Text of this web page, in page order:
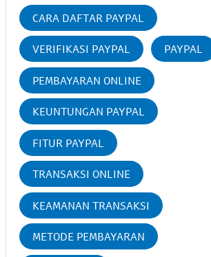
CARA DAFTAR PAYPAL
VERIFIKASI PAYPAL PAYPAL
PEMBAYARAN ONLINE
KEUNTUNGAN PAYPAL
FITUR PAYPAL
TRANSAKSI ONLINE
KEAMANAN TRANSAKSI
METODE PEMBAYARAN